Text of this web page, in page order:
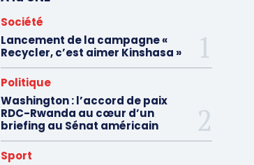
Société
Lancement de la campagne «
Recycler, c’est aimer Kinshasa »
Politique
Washington : l’accord de paix
RDC-Rwanda au cœur d’un
briefing au Sénat américain
Sport